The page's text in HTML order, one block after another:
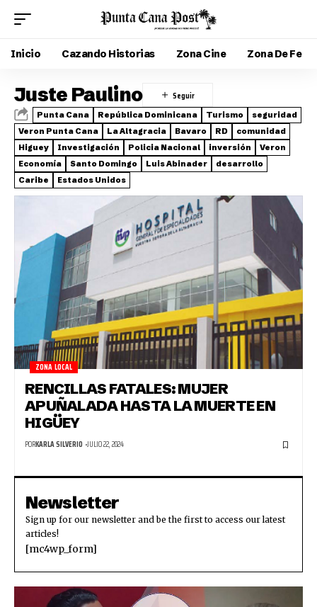
Inicio Cazando Historias Zona Cine Zona De Fe
Juste Paulino
Punta Cana República Dominicana Turismo
seguridad
Veron Punta Cana
La Altagracia Bavaro RD
comunidad
Higuey
Investigación Policia Nacional inversión
Veron
Economía
Santo Domingo Luis Abinader
desarrollo
Caribe
Estados Unidos
ZONA LOCAL
RENCILLAS FATALES: MUJER
APUÑALADA HASTA LA MUERTE EN
HIGÜEY
PORKARLA SILVERIO JULIO 22, 2024
Newsletter
Sign up for our newsletter and be the first to access our latest
articles!
[mc4wp_form]